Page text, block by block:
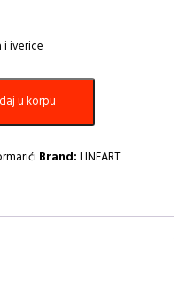
i iverice
u korpu
Brand:LINEART